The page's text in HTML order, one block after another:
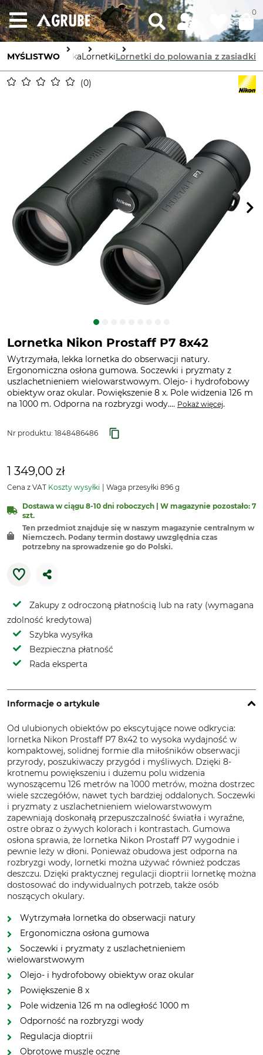
0
MYŚLISTWOOptykaLornetkiLornetki do polowania z zasiadki
0
Lornetka Nikon Prostaff P7 8x42
Wytrzymała, lekka lornetka do obserwacji natury.
Ergonomiczna osłona gumowa. Soczewki i pryzmaty z
uszlachetnieniem wielowarstwowym. Olejo- i hydrofobowy
obiektyw oraz okular. Powiększenie 8 x. Pole widzenia 126 m
na 1000 m. Odporna na rozbryzgi wody.... Pokaż więcej.
Nr produktu: 1848486486
1 349,00 zł
Cena z VAT Koszty wysyłki Waga przesyłki 896 g
Dostawa w ciągu 8-10 dni roboczych | W magazynie pozostało: 7
szt.
Ten przedmiot znajduje się w naszym magazynie centralnym w
Niemczech. Podany termin dostawy uwzględnia czas
potrzebny na sprowadzenie go do Polski.
Zakupy z odroczoną płatnością lub na raty (wymagana
zdolność kredytowa)
Szybka wysyłka
Bezpieczna płatność
Rada eksperta
Informacje o artykule
Od ulubionych obiektów po ekscytujące nowe odkrycia:
lornetka Nikon Prostaff P7 8x42 to wysoka wydajność w
kompaktowej, solidnej formie dla miłośników obserwacji
przyrody, poszukiwaczy przygód i myśliwych. Dzięki 8-
krotnemu powiększeniu i dużemu polu widzenia
wynoszącemu 126 metrów na 1000 metrów, można dostrzec
wiele szczegółów, nawet tych bardziej oddalonych. Soczewki
i pryzmaty z uszlachetnieniem wielowarstwowym
zapewniają doskonałą przepuszczalność światła i wyraźne,
ostre obraz o żywych kolorach i kontrastach. Gumowa
osłona sprawia, że lornetka Nikon Prostaff P7 wygodnie i
pewnie leży w dłoni. Ponieważ obudowa jest odporna na
rozbryzgi wody, lornetki można używać również podczas
deszczu. Dzięki praktycznej regulacji dioptrii lornetkę można
dostosować do indywidualnych potrzeb, także osób
noszących okulary.
Wytrzymała lornetka do obserwacji natury
Ergonomiczna osłona gumowa
Soczewki i pryzmaty z uszlachetnieniem
wielowarstwowym
Olejo- i hydrofobowy obiektyw oraz okular
Powiększenie 8 x
Pole widzenia 126 m na odległość 1000 m
Odporność na rozbryzgi wody
Regulacja dioptrii
Obrotowe muszle oczne